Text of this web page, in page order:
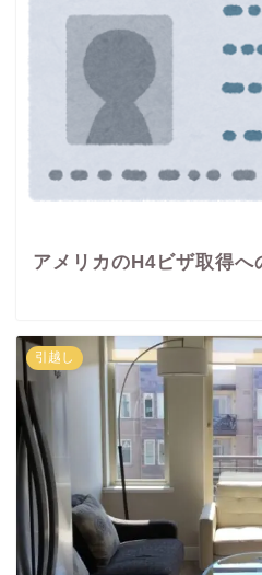
アメリカのH4ビザ取得
引越し